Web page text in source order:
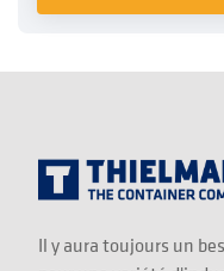
Il y aura toujours un